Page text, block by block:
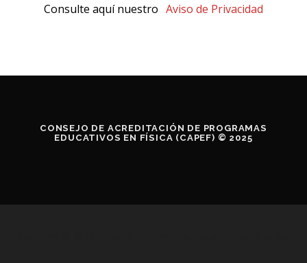
Consulte aquí nuestro Aviso de Privacidad
CONSEJO DE ACREDITACIÓN DE PROGRAMAS
EDUCATIVOS EN FÍSICA (CAPEF) © 2025